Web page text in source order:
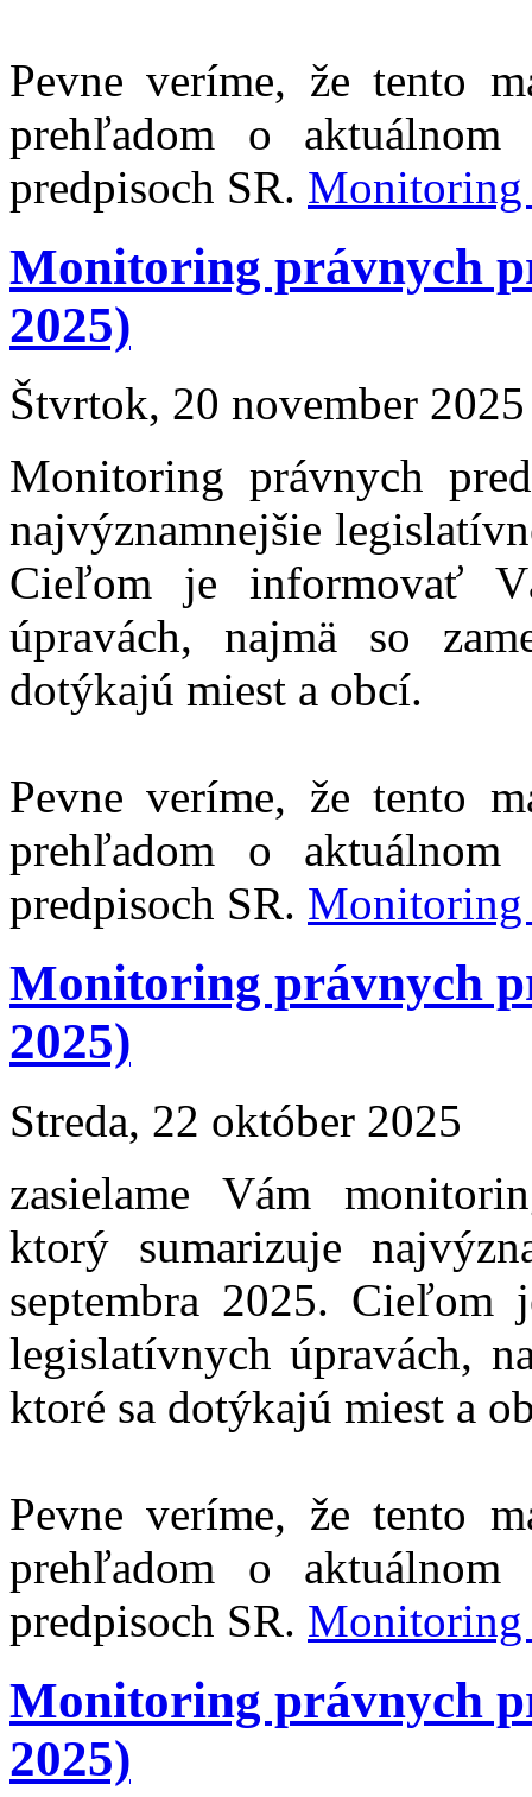
Pevne veríme, že tento
prehľadom o
predpisoch SR. Monitoring
Monitoring právnych
2025)
Štvrtok, 20 november 2025
Monitoring právnych
najvýznamnejšie
Cieľom je informovať
úpravách, najmä so
dotýkajú miest a obcí.
Pevne veríme, že tento
prehľadom o
predpisoch SR. Monitoring
Monitoring právnych
2025)
Streda, 22 október 2025
zasielame Vám
ktorý sumarizuje
septembra 2025.
legislatívnych úpravách,
ktoré sa dotýkajú miest a
Pevne veríme, že tento
prehľadom o
predpisoch SR. Monitoring
Monitoring právnych
2025)